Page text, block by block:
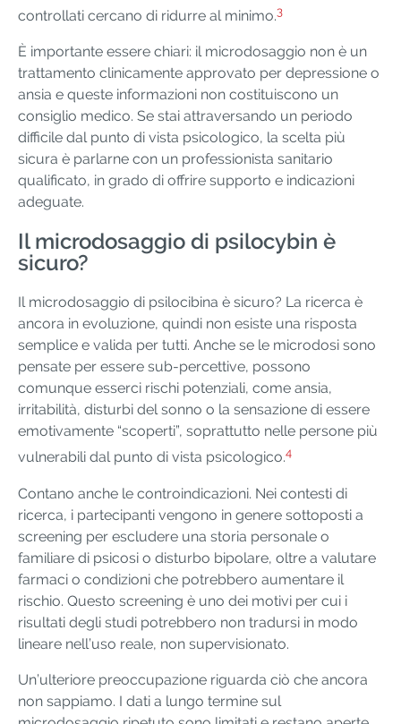
controllati cercano di ridurre al minimo.3
È importante essere chiari: il microdosaggio non è un
trattamento clinicamente approvato per depressione o
ansia e queste informazioni non costituiscono un
consiglio medico. Se stai attraversando un periodo
difficile dal punto di vista psicologico, la scelta più
sicura è parlarne con un professionista sanitario
qualificato, in grado di offrire supporto e indicazioni
adeguate.
Il microdosaggio di psilocybin è
sicuro?
Il microdosaggio di psilocibina è sicuro? La ricerca è
ancora in evoluzione, quindi non esiste una risposta
semplice e valida per tutti. Anche se le microdosi sono
pensate per essere sub-percettive, possono
comunque esserci rischi potenziali, come ansia,
irritabilità, disturbi del sonno o la sensazione di essere
emotivamente “scoperti”, soprattutto nelle persone più
vulnerabili dal punto di vista psicologico.4
Contano anche le controindicazioni. Nei contesti di
ricerca, i partecipanti vengono in genere sottoposti a
screening per escludere una storia personale o
familiare di psicosi o disturbo bipolare, oltre a valutare
farmaci o condizioni che potrebbero aumentare il
rischio. Questo screening è uno dei motivi per cui i
risultati degli studi potrebbero non tradursi in modo
lineare nell’uso reale, non supervisionato.
Un’ulteriore preoccupazione riguarda ciò che ancora
non sappiamo. I dati a lungo termine sul